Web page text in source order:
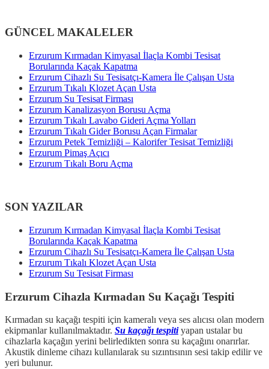
GÜNCEL MAKALELER
Erzurum Kırmadan Kimyasal İlaçla Kombi Tesisat
Borularında Kaçak Kapatma
Erzurum Cihazlı Su Tesisatçı-Kamera İle Çalışan Usta
Erzurum Tıkalı Klozet Açan Usta
Erzurum Su Tesisat Firması
Erzurum Kanalizasyon Borusu Açma
Erzurum Tıkalı Lavabo Gideri Açma Yolları
Erzurum Tıkalı Gider Borusu Açan Firmalar
Erzurum Petek Temizliği – Kalorifer Tesisat Temizliği
Erzurum Pimaş Açıcı
Erzurum Tıkalı Boru Açma
SON YAZILAR
Erzurum Kırmadan Kimyasal İlaçla Kombi Tesisat
Borularında Kaçak Kapatma
Erzurum Cihazlı Su Tesisatçı-Kamera İle Çalışan Usta
Erzurum Tıkalı Klozet Açan Usta
Erzurum Su Tesisat Firması
Erzurum Cihazla Kırmadan Su Kaçağı Tespiti
Kırmadan su kaçağı tespiti için kameralı veya ses alıcısı olan modern
ekipmanlar kullanılmaktadır. Su kaçağı tespitiyapan ustalar bu
cihazlarla kaçağın yerini belirledikten sonra su kaçağını onarırlar.
Akustik dinleme cihazı kullanılarak su sızıntısının sesi takip edilir ve
yeri bulunur.